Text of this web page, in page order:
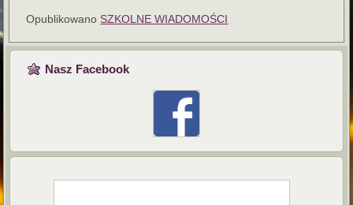
Opublikowano SZKOLNE WIADOMOŚCI
Nasz Facebook